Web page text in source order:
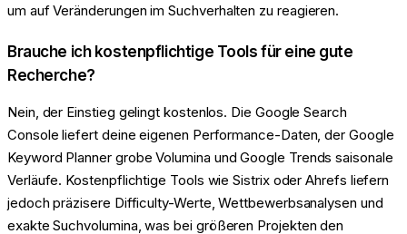
um auf Veränderungen im Suchverhalten zu reagieren.
Brauche ich kostenpflichtige Tools für eine gute
Recherche?
Nein, der Einstieg gelingt kostenlos. Die Google Search
Console liefert deine eigenen Performance-Daten, der Google
Keyword Planner grobe Volumina und Google Trends saisonale
Verläufe. Kostenpflichtige Tools wie Sistrix oder Ahrefs liefern
jedoch präzisere Difficulty-Werte, Wettbewerbsanalysen und
exakte Suchvolumina, was bei größeren Projekten den